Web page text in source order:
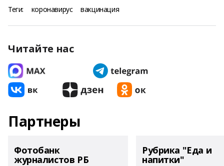
Теги: коронавирус вакцинация
Читайте нас
Партнеры
Фотобанк
журналистов РБ
Рубрика "Еда и
напитки"